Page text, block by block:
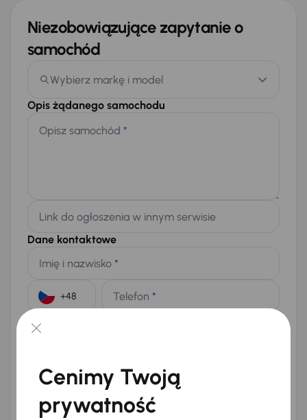
Niezobowiązujące zapytanie o
samochód
Wybierz markę i model
Opis żądanego samochodu
Opisz samochód *
Link do ogłoszenia w innym serwisie
Dane kontaktowe
Imię i nazwisko *
Telefon *
E-mail
Na numer telefonu (opcjonalnie)
Wyślij zapytanie
Cenimy Twoją
prywatność